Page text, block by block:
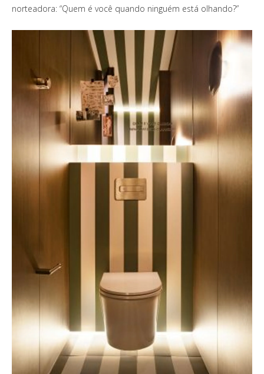
norteadora: “Quem é você quando ninguém está olhando?”